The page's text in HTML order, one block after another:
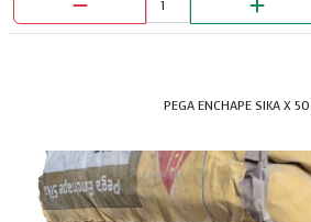
PEGA ENCHAPE SIKA X 50